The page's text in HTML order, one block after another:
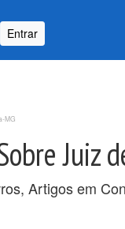
Entrar
MG
Juiz
Artigos em